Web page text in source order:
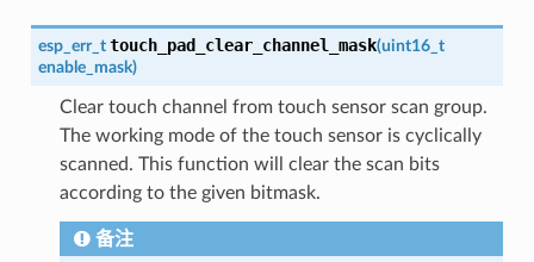
esp_err_t touch_pad_clear_channel_mask(uint16_t
enable_mask)
Clear touch channel from touch sensor scan group.
The working mode of the touch sensor is cyclically
scanned. This function will clear the scan bits
according to the given bitmask.
备注